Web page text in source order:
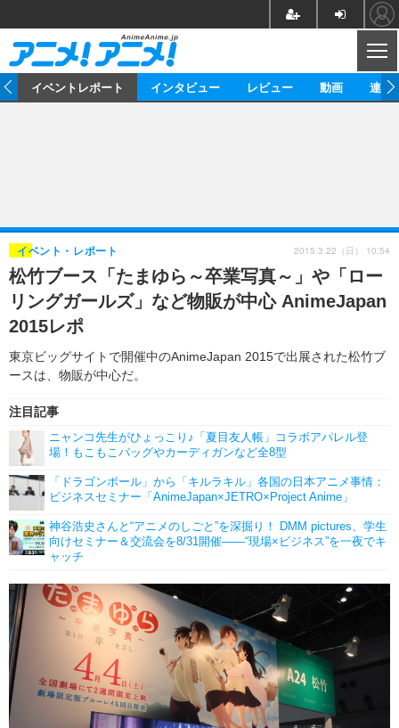
ゲーム グッズ
イベント 海外
海外イベント ビジネス
俳優・タレント アーティスト
ビジネス
アニメ 実写
ゲーム 座談会
動画
アニメ
アニメ！アニメ！TV ABEMA Cafe
連載・コラム
イベントレポート インタビュー レビュー 動画 連載
松竹ブース「たまゆら～卒業写真～」や「ロー
リングガールズ」など物販が中心 AnimeJapan
2015レポ
東京ビッグサイトで開催中のAnimeJapan 2015で出展された松竹ブ
ースは、物販が中心だ。
イベント・レポート
注目記事
ニャンコ先生がひょっこり♪「夏目友人帳」コラボアパレル登
場！もこもこバッグやカーディガンなど全8型
「ドラゴンボール」から「キルラキル」各国の日本アニメ事情：
ビジネスセミナー「AnimeJapan×JETRO×Project Anime」
神谷浩史さんと“アニメのしごと”を深掘り！ DMM pictures、学生
向けセミナー＆交流会を8/31開催――“現場×ビジネス”を一夜でキ
ャッチ
2015.3.22（日） 10:54